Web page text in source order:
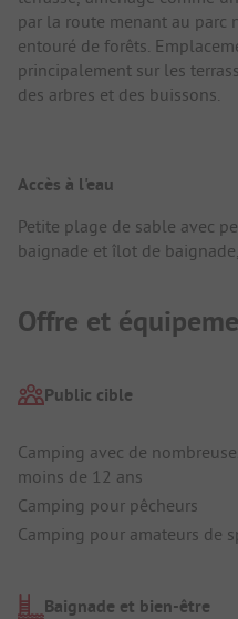
par la route menant au parc
entouré de forêts.
principalement sur les
des arbres et des buissons.
Accès à l'eau
Petite plage de sable avec
baignade et îlot de
Offre et
Public cible
Camping avec de
moins de 12 ans
Camping pour pêcheurs
Camping pour amateurs de
Baignade et bien-être